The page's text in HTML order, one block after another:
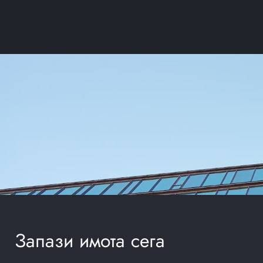
Запази имота сега